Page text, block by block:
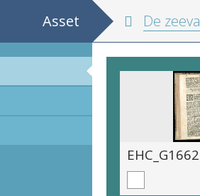
Asset De zeevaert, oft Conste van ter zee te varen ... Inde welcke ... practijcken ... instrumenten ... ende ... fondementen der astronomijen ... Met